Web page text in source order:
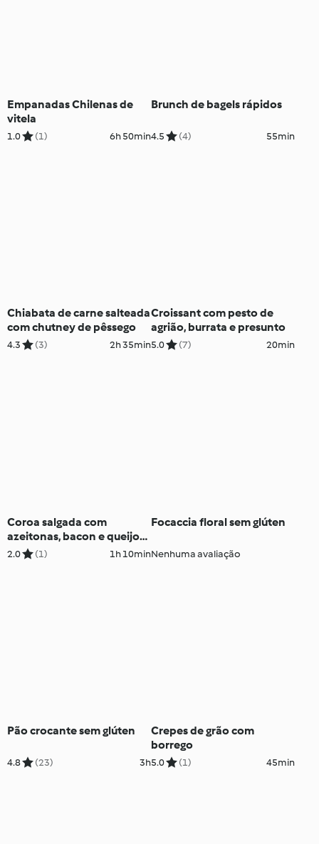
Empanadas Chilenas de
vitela
1.0 (1) 6h 50min
Brunch de bagels rápidos
4.5 (4) 55min
Chiabata de carne salteada
com chutney de pêssego
4.3 (3) 2h 35min
Croissant com pesto de
agrião, burrata e presunto
5.0 (7) 20min
Coroa salgada com
azeitonas, bacon e queijo
cheddar sem glúten
2.0 (1) 1h 10min
Focaccia floral sem glúten
Nenhuma avaliação
Pão crocante sem glúten
4.8 (23) 3h
Crepes de grão com
borrego
5.0 (1) 45min